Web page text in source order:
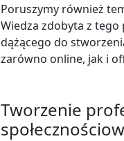
Poruszymy również
Wiedza zdobyta z
dążącego do
zarówno online, jak i
Tworzenie